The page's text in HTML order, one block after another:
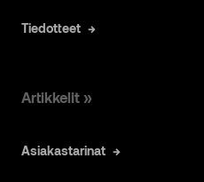
Tiedotteet
Artikkelit »
Asiakastarinat